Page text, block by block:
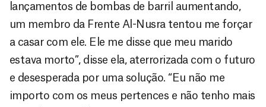
lançamentos de bombas de barril aumentando,
um membro da Frente Al-Nusra tentou me forçar
a casar com ele. Ele me disse que meu marido
estava morto”, disse ela, aterrorizada com o futuro
e desesperada por uma solução. “Eu não me
importo com os meus pertences e não tenho mais